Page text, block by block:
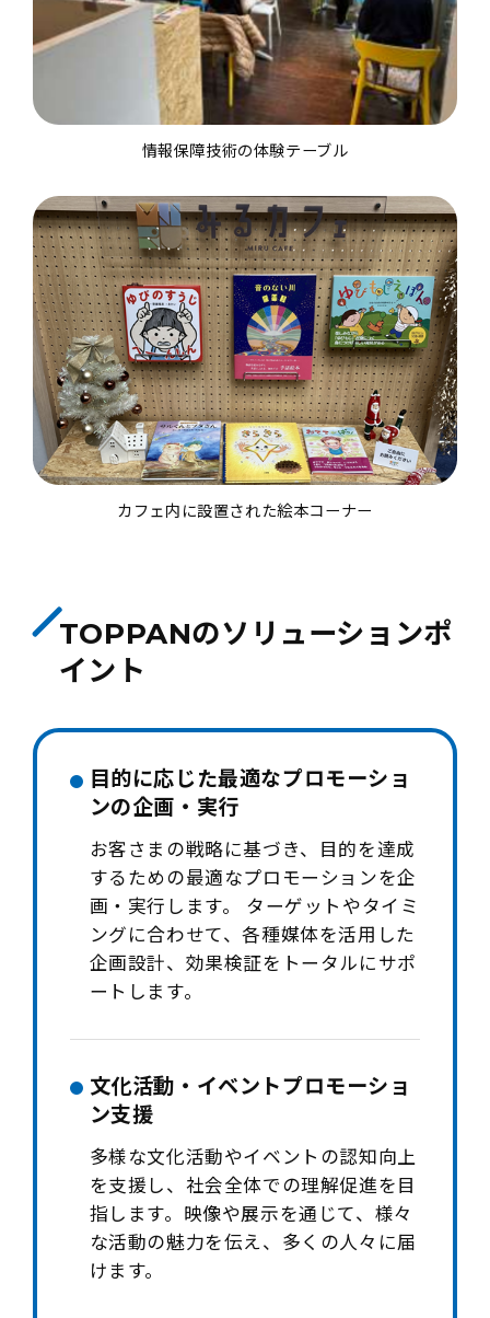
情報保障技術の体験テーブル
カフェ内に設置された絵本コーナー
TOPPANのソリューションポ
イント
目的に応じた最適なプロモーショ
ンの企画・実行
お客さまの戦略に基づき、目的を達成
するための最適なプロモーションを企
画・実行します。 ターゲットやタイミ
ングに合わせて、各種媒体を活用した
企画設計、効果検証をトータルにサポ
ートします。
文化活動・イベントプロモーショ
ン支援
多様な文化活動やイベントの認知向上
を支援し、社会全体での理解促進を目
指します。映像や展示を通じて、様々
な活動の魅力を伝え、多くの人々に届
けます。